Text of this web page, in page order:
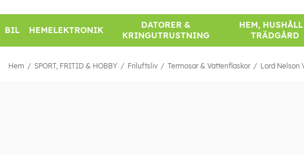
BIL HEMELEKTRONIK
DATORER &
KRINGUTRUSTNING
HEM,
TRÄDGÅRD
Hem SPORT, FRITID & HOBBY Friluftsliv Termosar & Vattenflaskor Lord Nelson